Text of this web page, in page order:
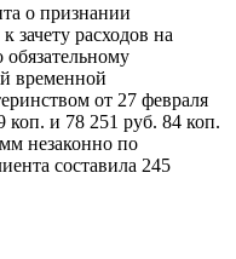
о признании
зачету расходов на
обязательному
временной
от 27 февраля
коп. и 78 251 руб. 84 коп.
незаконно по
составила 245